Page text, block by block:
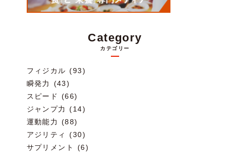
Category
カテゴリー
フィジカル (93)
瞬発力 (43)
スピード (66)
ジャンプ力 (14)
運動能力 (88)
アジリティ (30)
サプリメント (6)